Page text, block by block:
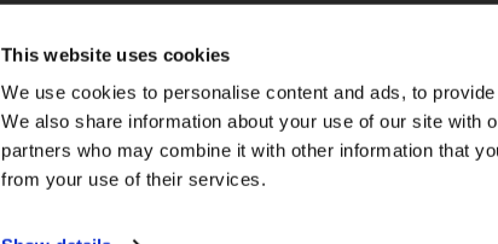
This website uses cookies
We use cookies to personalise content and ads, to
We also share information about your use of our site with
partners who may combine it with other information that
from your use of their services.